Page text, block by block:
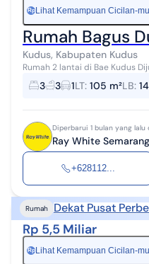
RpLihat Kemampuan Cicilan-mu
Rumah Bagus
Kudus, Kabupaten Kudus
Rumah 2 lantai di Bae Kudus Dijual rumah di wilayah yang asri.
Properti 2 lantai ini berada di
adalah sebagai b...
3 3 1LT: 105 m²LB:
Diperbarui 1 bulan yang lalu
Ray White
+628112...
Rumah Dekat Pusat
Rp 5,5 Miliar
RpLihat Kemampuan Cicilan-mu